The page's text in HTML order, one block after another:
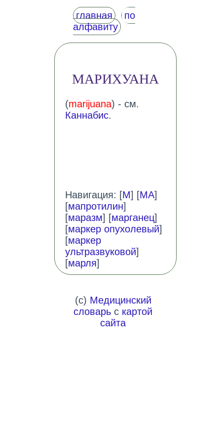
главная
по
алфавиту
МАРИХУАНА
(marijuana) - см.
Каннабис.
Навигация: [М] [МА]
[мапротилин]
[маразм] [марганец]
[маркер опухолевый]
[маркер
ультразвуковой]
[марля]
(c) Медицинский
словарь с картой
сайта